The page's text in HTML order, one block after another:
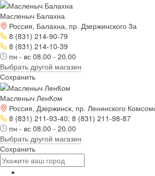
Масленыч Балахна
Россия, Балахна, пр. Дзержинского 3а
8 (831) 214-90-79
8 (831) 214-10-39
пн - вс 08.00 - 20.00
Выбрать другой магазин
Сохранить
Масленыч ЛенКом
Россия, Дзержинск, пр. Ленинского
8 (831) 211-93-40; 8 (831) 211-98-87
пн - вс 08.00 - 20.00
Выбрать другой магазин
Сохранить